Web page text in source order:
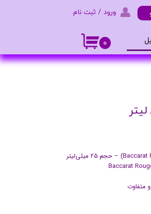
۰
ورود / ثبت نام
تغییر گذر واژه
متفاوت